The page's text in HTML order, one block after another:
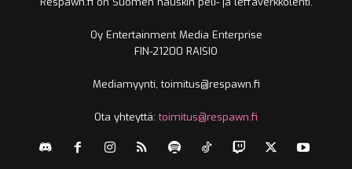
Oy Entertainment Media Enterprise
FIN-21200 RAISIO
Mediamyynti, toimitus@respawn.fi
Ota yhteyttä:toimitus@respawn.fi